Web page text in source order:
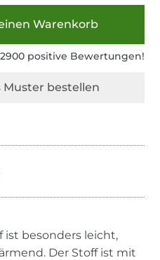
Warenkorb
positive Bewertungen!
ist besonders leicht,
Der Stoff ist mit